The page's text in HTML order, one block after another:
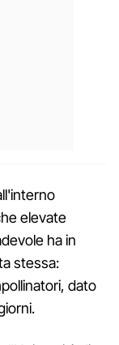
elevate
ha in
stessa:
dato